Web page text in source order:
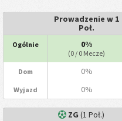
Prowadzenie w 1
Poł.
Ogólnie 0%
(0 / 0 Mecze)
Dom 0%
Wyjazd 0%
ZG (1 Poł.)